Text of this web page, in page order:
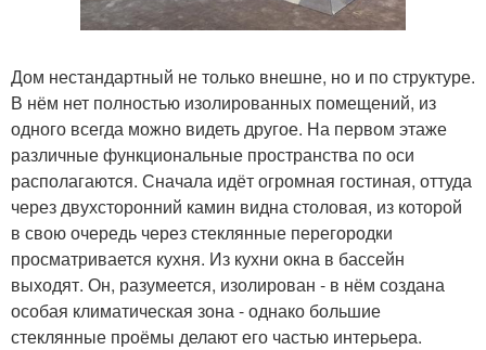
Дом нестандартный не только внешне, но и по структуре.
В нём нет полностью изолированных помещений, из
одного всегда можно видеть другое. На первом этаже
различные функциональные пространства по оси
располагаются. Сначала идёт огромная гостиная, оттуда
через двухсторонний камин видна столовая, из которой
в свою очередь через стеклянные перегородки
просматривается кухня. Из кухни окна в бассейн
выходят. Он, разумеется, изолирован - в нём создана
особая климатическая зона - однако большие
стеклянные проёмы делают его частью интерьера.